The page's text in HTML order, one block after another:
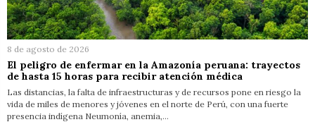
8 de agosto de 2026
El peligro de enfermar en la Amazonía peruana: trayectos
de hasta 15 horas para recibir atención médica
Las distancias, la falta de infraestructuras y de recursos pone en riesgo la
vida de miles de menores y jóvenes en el norte de Perú, con una fuerte
presencia indígena Neumonía, anemia,…